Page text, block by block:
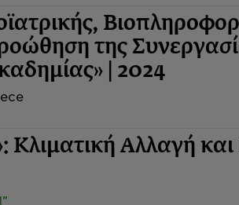
της
| 2024
Κλιματική Αλλαγή και